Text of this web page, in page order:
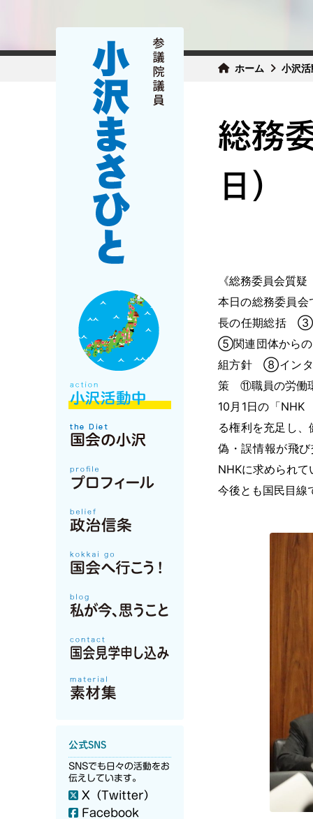
ホーム 小沢
公式SNS
SNSでも日々の活動をお
伝えしています。
X（Twitter）
Facebook
総務
日）
《総務委員会質
本日の総務委員
長の任期総括
⑤関連団体から
組方針 ⑧インタ
策 ⑪職員の労働
10月1日の「NHK
る権利を充足し
偽・誤情報が飛
NHKに求められて
今後とも国民目線